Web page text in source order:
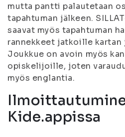
mutta pantti palautetaan
tapahtuman jälkeen.
saavat myös tapahtuman
rannekkeet jatkoille kartan
Joukkue on avoin myös
opiskelijoille, joten
myös englantia.
Kide.appissa